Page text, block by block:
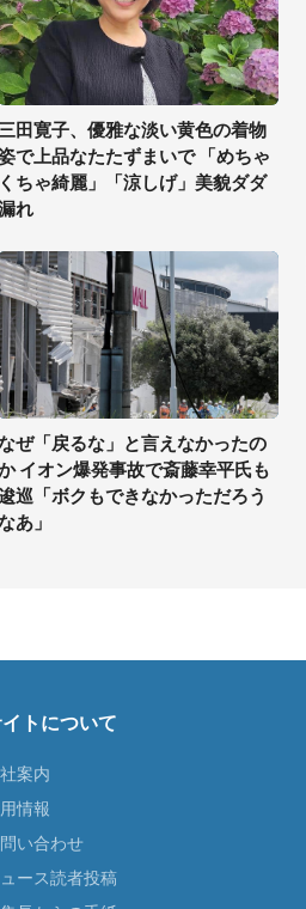
田寛子、優雅な淡い黄色の着物
で上品なたたずまいで 「めちゃ
くちゃ綺麗」「涼しげ」美貌ダダ
れ
ぜ「戻るな」と言えなかったの
イオン爆発事故で斎藤幸平氏も
巡「ボクもできなかっただろう
あ」
トについて
案内
情報
い合わせ
ース読者投稿